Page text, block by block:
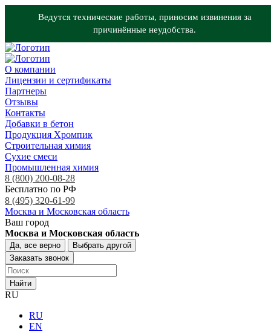
Ведутся технические работы, приносим извинения за
причинённые неудобства.
О компании
Лицензии и сертификаты
Партнеры
Отзывы
Контакты
Добавки в бетон
Продукция Хромпик
Строительная химия
Сухие смеси
Промышленная химия
8 (800) 200-08-28
Бесплатно по РФ
8 (495) 320-61-99
Москва и Московская область
Ваш город
Москва и Московская область
Да, все верно
Выбрать другой
Заказать звонок
Найти
RU
RU
EN